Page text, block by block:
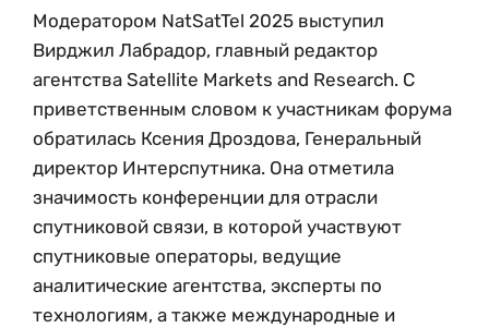
Модератором NatSatTel 2025 выступил
Вирджил Лабрадор, главный редактор
агентства Satellite Markets and Research. С
приветственным словом к участникам форума
обратилась Ксения Дроздова, Генеральный
директор Интерспутника. Она отметила
значимость конференции для отрасли
спутниковой связи, в которой участвуют
спутниковые операторы, ведущие
аналитические агентства, эксперты по
технологиям, а также международные и